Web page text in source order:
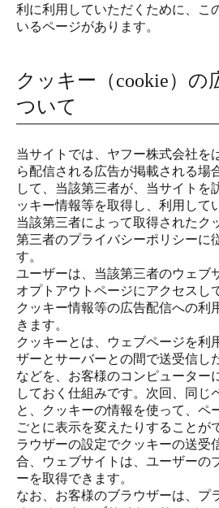
利に利用していただくために、こ
いるページがあります。
クッキー（cookie）の
ついて
当サイトでは、ヤフー株式会社を
ら配信される広告が掲載される場
して、当該第三者が、当サイトを
ッキー情報等を取得し、利用して
当該第三者によって取得されたク
第三者のプライバシーポリシーに
す。
ユーザーは、当該第三者のウェブ
オプトアウトページにアクセスし
クッキー情報等の広告配信への利
きます。
クッキーとは、ウェブページを利
ザーとサーバーとの間で送受信し
などを、お客様のコンピューター
しておく仕組みです。次回、同じ
と、クッキーの情報を使って、ペ
ごとに表示を変えたりすることが
ラウザーの設定でクッキーの送受
合、ウェブサイトは、ユーザーの
ーを取得できます。
なお、お客様のブラウザーは、プ